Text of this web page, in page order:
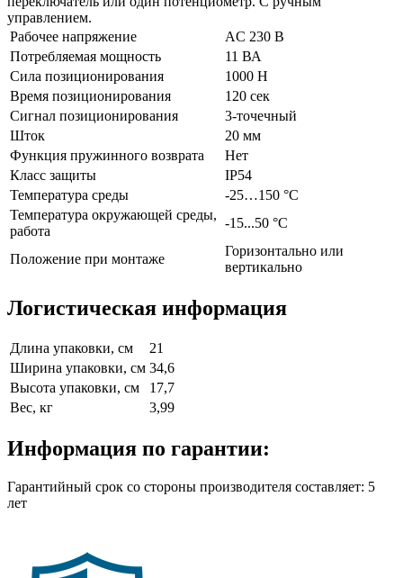
управлением.
Рабочее напряжение
AC 230 В
Потребляемая мощность
11 ВА
Сила позиционирования
1000 Н
Время позиционирования
120 сек
Сигнал позиционирования
3-точечный
Шток
20 мм
Функция пружинного возврата
Нет
Класс защиты
IP54
Температура среды
-25…150 °C
Температура окружающей среды,
работа
-15...50 °C
Положение при монтаже
Горизонтально или
вертикально
Логистическая информация
Длина упаковки, см
21
Ширина упаковки, см 34,6
Высота упаковки, см
17,7
Вес, кг
3,99
Информация по гарантии:
Гарантийный срок со стороны производителя составляет: 5
лет